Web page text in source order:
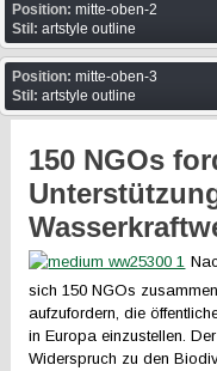
Position: mitte-oben-2
Stil: artstyle outline
Position: mitte-oben-3
Stil: artstyle outline
150 NGOs
sich 150 NGOs
aufzufordern, die
in Europa einzustellen.
Widerspruch zu den